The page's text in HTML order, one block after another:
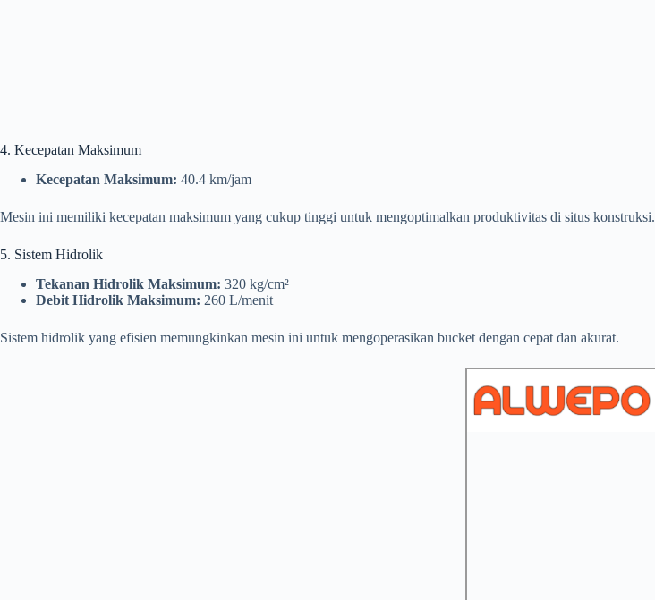
4. Kecepatan Maksimum
Kecepatan Maksimum: 40.4 km/jam
Mesin ini memiliki kecepatan maksimum yang cukup tinggi untuk mengoptimalkan produktivitas di situs konstruksi.
5. Sistem Hidrolik
Tekanan Hidrolik Maksimum: 320 kg/cm²
Debit Hidrolik Maksimum: 260 L/menit
Sistem hidrolik yang efisien memungkinkan mesin ini untuk mengoperasikan bucket dengan cepat dan akurat.